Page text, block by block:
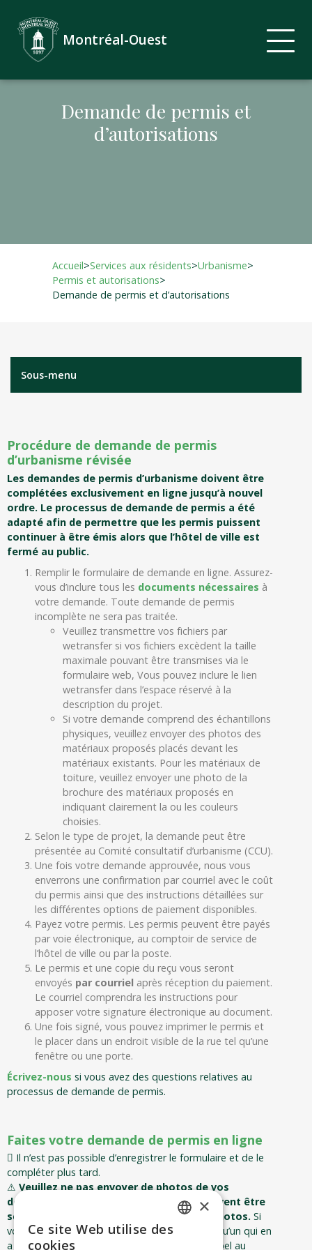
Demande de permis et
d’autorisations
Montréal-Ouest
Accueil>Services aux résidents>Urbanisme>
Permis et autorisations>
Demande de permis et d’autorisations
Sous-menu
Procédure de demande de permis
d’urbanisme révisée
Les demandes de permis d’urbanisme doivent être
complétées exclusivement en ligne jusqu’à nouvel
ordre. Le processus de demande de permis a été
adapté afin de permettre que les permis puissent
continuer à être émis alors que l’hôtel de ville est
fermé au public.
Remplir le formulaire de demande en ligne. Assurez-
vous d’inclure tous les documents nécessaires à
votre demande. Toute demande de permis
incomplète ne sera pas traitée.
Veuillez transmettre vos fichiers par
wetransfer si vos fichiers excèdent la taille
maximale pouvant être transmises via le
formulaire web, Vous pouvez inclure le lien
wetransfer dans l’espace réservé à la
description du projet.
Si votre demande comprend des échantillons
physiques, veuillez envoyer des photos des
matériaux proposés placés devant les
matériaux existants. Pour les matériaux de
toiture, veuillez envoyer une photo de la
brochure des matériaux proposés en
indiquant clairement la ou les couleurs
choisies.
Selon le type de projet, la demande peut être
présentée au Comité consultatif d’urbanisme (CCU).
Une fois votre demande approuvée, nous vous
enverrons une confirmation par courriel avec le coût
du permis ainsi que des instructions détaillées sur
les différentes options de paiement disponibles.
Payez votre permis. Les permis peuvent être payés
par voie électronique, au comptoir de service de
l’hôtel de ville ou par la poste.
Le permis et une copie du reçu vous seront
envoyés par courriel après réception du paiement.
Le courriel comprendra les instructions pour
apposer votre signature électronique au document.
Une fois signé, vous pouvez imprimer le permis et
le placer dans un endroit visible de la rue tel qu’une
fenêtre ou une porte.
Écrivez-nous si vous avez des questions relatives au
processus de demande de permis.
Faites votre demande de permis en ligne
Il n’est pas possible d’enregistrer le formulaire et de le
compléter plus tard.
⚠ Veuillez ne pas envoyer de photos de vos
documents. Les documents originaux doivent être
scannés dans un fichier pdf incluant les photos. Si
vous n’avez pas de scanner, demandez à quelqu’un qui en
a un de les scanner correctement ou faites appel au
×
Ce site Web utilise des
cookies